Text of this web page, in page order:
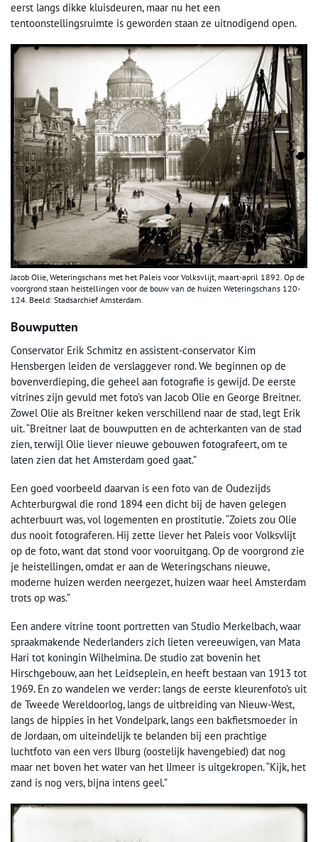
eerst langs dikke kluisdeuren, maar nu het een
tentoonstellingsruimte is geworden staan ze uitnodigend open.
Jacob Olie, Weteringschans met het Paleis voor Volksvlijt, maart-april 1892. Op de
voorgrond staan heistellingen voor de bouw van de huizen Weteringschans 120-
124. Beeld: Stadsarchief Amsterdam.
Bouwputten
Conservator Erik Schmitz en assistent-conservator Kim
Hensbergen leiden de verslaggever rond. We beginnen op de
bovenverdieping, die geheel aan fotografie is gewijd. De eerste
vitrines zijn gevuld met foto’s van Jacob Olie en George Breitner.
Zowel Olie als Breitner keken verschillend naar de stad, legt Erik
uit. “Breitner laat de bouwputten en de achterkanten van de stad
zien, terwijl Olie liever nieuwe gebouwen fotografeert, om te
laten zien dat het Amsterdam goed gaat.”
Een goed voorbeeld daarvan is een foto van de Oudezijds
Achterburgwal die rond 1894 een dicht bij de haven gelegen
achterbuurt was, vol logementen en prostitutie. “Zoiets zou Olie
dus nooit fotograferen. Hij zette liever het Paleis voor Volksvlijt
op de foto, want dat stond voor vooruitgang. Op de voorgrond zie
je heistellingen, omdat er aan de Weteringschans nieuwe,
moderne huizen werden neergezet, huizen waar heel Amsterdam
trots op was.”
Een andere vitrine toont portretten van Studio Merkelbach, waar
spraakmakende Nederlanders zich lieten vereeuwigen, van Mata
Hari tot koningin Wilhelmina. De studio zat bovenin het
Hirschgebouw, aan het Leidseplein, en heeft bestaan van 1913 tot
1969. En zo wandelen we verder: langs de eerste kleurenfoto’s uit
de Tweede Wereldoorlog, langs de uitbreiding van Nieuw-West,
langs de hippies in het Vondelpark, langs een bakfietsmoeder in
de Jordaan, om uiteindelijk te belanden bij een prachtige
luchtfoto van een vers IJburg (oostelijk havengebied) dat nog
maar net boven het water van het IJmeer is uitgekropen. “Kijk, het
zand is nog vers, bijna intens geel.”